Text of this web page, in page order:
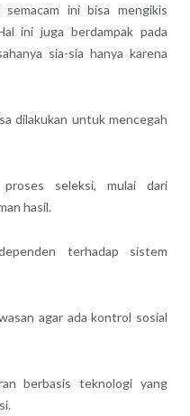
ini bisa mengikis
ini juga berdampak pada
sia-sia hanya karena
dilakukan untuk mencegah
proses seleksi, mulai dari
hasil.
terhadap sistem
agar ada kontrol sosial
berbasis teknologi yang